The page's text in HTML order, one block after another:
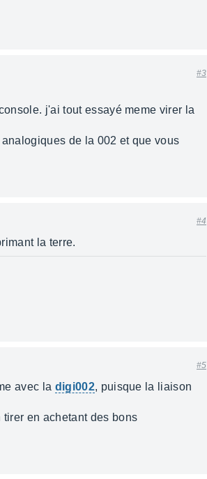
#3
j'ai tout essayé meme virer la
de la 002 et que vous
#4
la terre.
#5
avec la digi002, puisque la liaison
en achetant des bons